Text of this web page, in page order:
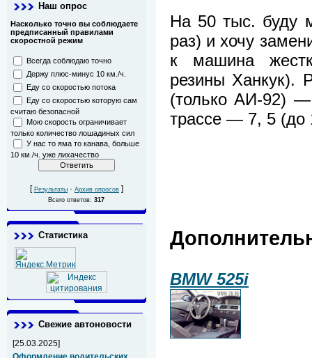
Наш опрос
Насколько точно вы соблюдаете
предписанный правилами
скоростной режим
Всегда соблюдаю точно
Держу плюс-минус 10 км./ч.
Еду со скоростью потока
Еду со скоростью которую сам
считаю безопасной
Мою скорость ограничивает
только количество лошадиных сил
У нас то яма то канава, больше
10 км./ч. уже лихачество
[ Результаты · Архив опросов ]
Всего ответов:317
Статистика
Свежие автоновости
[25.03.2025]
На 50 тыс. буду
раз) и хочу
к машина
резины Ханкук).
(только АИ-92)
трассе — 7, 5 (до
BMW 525i